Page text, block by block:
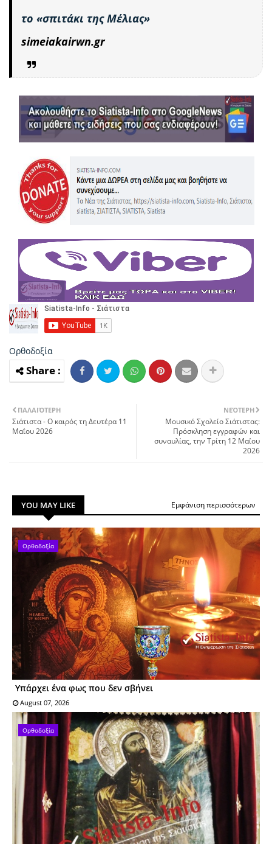
το «σπιτάκι της Μέλιας»
simeiakairwn.gr
Ορθοδοξία
ΝΕΌΤΕΡΗ
Μουσικό Σχολείο Σιάτιστας:
Πρόσκληση εγγραφών και
συναυλίας, την Τρίτη 12 Μαΐου
2026
ΠΑΛΑΙΌΤΕΡΗ
Σιάτιστα - Ο καιρός τη Δευτέρα 11
Μαΐου 2026
YOU MAY LIKE Εμφάνιση περισσότερων
Ορθοδοξία
Υπάρχει ένα φως που δεν σβήνει
August 07, 2026
Ορθοδοξία